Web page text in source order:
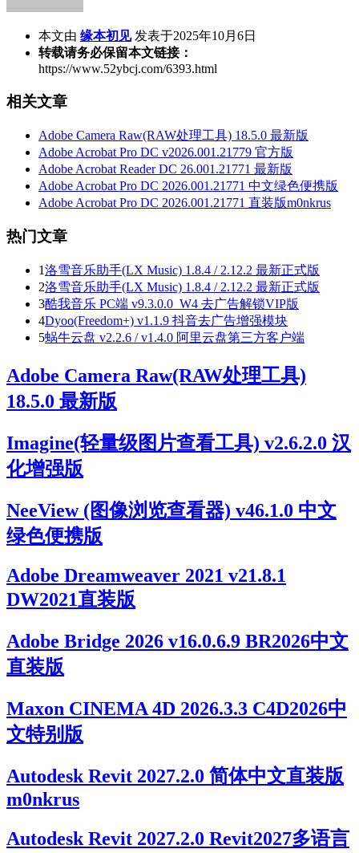
本文由 缘本初见 发表于2025年10月6日
转载请务必保留本文链接：
https://www.52ybcj.com/6393.html
相关文章
Adobe Camera Raw(RAW处理工具) 18.5.0 最新版
Adobe Acrobat Pro DC v2026.001.21779 官方版
Adobe Acrobat Reader DC 26.001.21771 最新版
Adobe Acrobat Pro DC 2026.001.21771 中文绿色便携版
Adobe Acrobat Pro DC 2026.001.21771 直装版m0nkrus
热门文章
1洛雪音乐助手(LX Music) 1.8.4 / 2.12.2 最新正式版
2洛雪音乐助手(LX Music) 1.8.4 / 2.12.2 最新正式版
3酷我音乐 PC端 v9.3.0.0_W4 去广告解锁VIP版
4Dyoo(Freedom+) v1.1.9 抖音去广告增强模块
5蜗牛云盘 v2.2.6 / v1.4.0 阿里云盘第三方客户端
Adobe Camera Raw(RAW处理工具)
18.5.0 最新版
Imagine(轻量级图片查看工具) v2.6.2.0 汉
化增强版
NeeView (图像浏览查看器) v46.1.0 中文
绿色便携版
Adobe Dreamweaver 2021 v21.8.1
DW2021直装版
Adobe Bridge 2026 v16.0.6.9 BR2026中文
直装版
Maxon CINEMA 4D 2026.3.3 C4D2026中
文特别版
Autodesk Revit 2027.2.0 简体中文直装版
m0nkrus
Autodesk Revit 2027.2.0 Revit2027多语言